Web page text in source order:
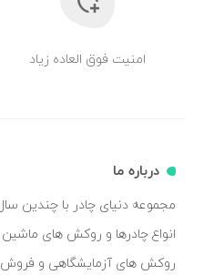
امنیت فوق العاده زیاد
درباره ما
مجموعه دنیای چادر با چندین
انواع چادرها و روکش های
روکش های آزمایشگاهی و فروش